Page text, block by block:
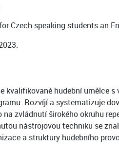
Czech-speaking students an
kvalifikované hudební umělce
Rozvíjí a systematizuje
na zvládnutí širokého okruhu
nástrojovou techniku se
a struktury hudebního